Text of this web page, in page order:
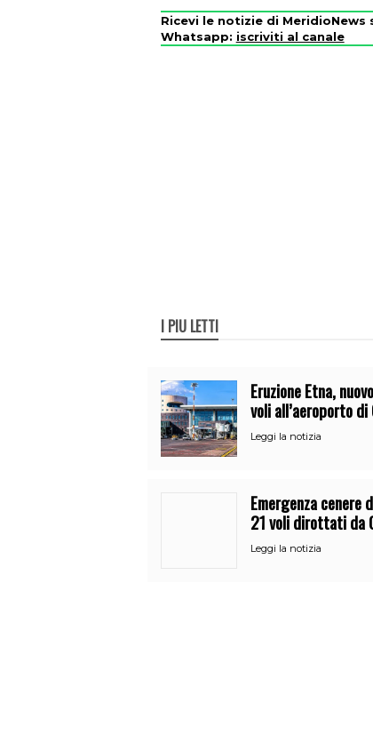
Ricevi le notizie di MeridioNews
Whatsapp: iscriviti al canale
I PIÙ LETTI
Eruzione Etna,
voli all’aeroporto
Leggi la notizia
Emergenza cenere
21 voli dirottati da
Palermo
Leggi la notizia